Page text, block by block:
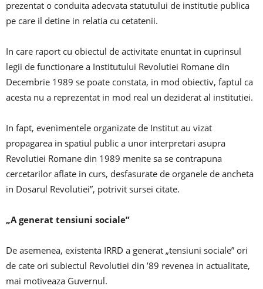
prezentat o conduita adecvata statutului de institutie publica
pe care il detine in relatia cu cetatenii.
In care raport cu obiectul de activitate enuntat in cuprinsul
legii de functionare a Institutului Revolutiei Romane din
Decembrie 1989 se poate constata, in mod obiectiv, faptul ca
acesta nu a reprezentat in mod real un deziderat al institutiei.
In fapt, evenimentele organizate de Institut au vizat
propagarea in spatiul public a unor interpretari asupra
Revolutiei Romane din 1989 menite sa se contrapuna
cercetarilor aflate in curs, desfasurate de organele de ancheta
in Dosarul Revolutiei”, potrivit sursei citate.
„A generat tensiuni sociale”
De asemenea, existenta IRRD a generat „tensiuni sociale” ori
de cate ori subiectul Revolutiei din ’89 revenea in actualitate,
mai motiveaza Guvernul.